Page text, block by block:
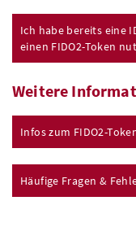
Ich habe bereits eine
einen FIDO2-Token
Weitere
Infos zum FIDO2-
Häufige Fragen &